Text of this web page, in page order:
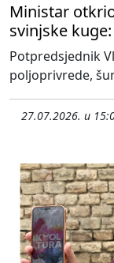
Ministar
svinjske
Potpredsjednik
poljoprivrede,
27.07.2026. u